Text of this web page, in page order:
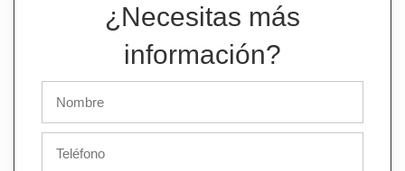
¿Necesitas más
información?